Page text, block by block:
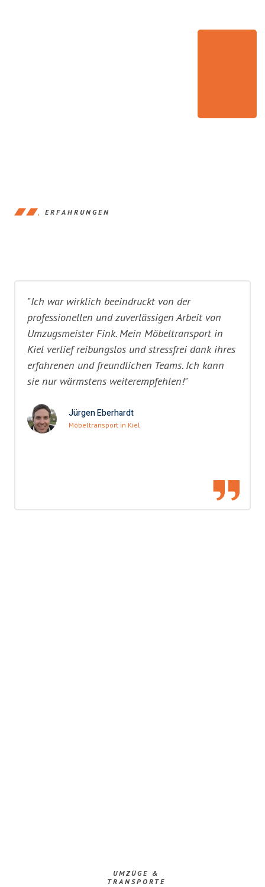
ERFAHRUNGEN
"Ich war wirklich beeindruckt von der
professionellen und zuverlässigen Arbeit von
Umzugsmeister Fink. Mein Möbeltransport in
Kiel verlief reibungslos und stressfrei dank ihres
erfahrenen und freundlichen Teams. Ich kann
sie nur wärmstens weiterempfehlen!"
Jürgen Eberhardt
Möbeltransport in Kiel
UMZÜGE &
TRANSPORTE